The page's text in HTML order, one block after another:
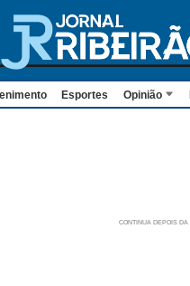
Esportes Opinião